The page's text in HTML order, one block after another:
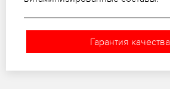
Гарантия качества